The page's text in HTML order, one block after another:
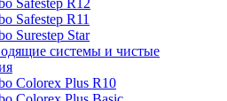
Safestep R12
Safestep R11
Surestep Star
системы и чистые
Colorex Plus R10